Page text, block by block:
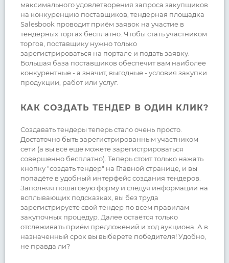
максимального удовлетворения запроса закупщиков
на конкуренцию поставщиков, тендерная площадка
Salesbook проводит приём заявок на участие в
тендерных торгах бесплатно. Чтобы стать участником
торгов, поставщику нужно только
зарегистрироваться на портале и подать заявку.
Большая база поставщиков обеспечит вам наиболее
конкурентные - а значит, выгодные - условия закупки
продукции, работ или услуг.
КАК СОЗДАТЬ ТЕНДЕР В ОДИН КЛИК?
Создавать тендеры теперь стало очень просто.
Достаточно быть зарегистрированным участником
сети (а вы всё ещё можете зарегистрироваться
совершенно бесплатно). Теперь стоит только нажать
кнопку "создать тендер" на Главной странице, и вы
попадёте в удобный интерфейс создания тендеров.
Заполняя пошаговую форму и следуя информации на
всплывающих подсказках, вы без труда
зарегистрируете свой тендер по всем правилам
закупочных процедур. Далее остаётся только
отслеживать приём предложений и ход аукциона. А в
назначенный срок вы выберете победителя! Удобно,
не правда ли?